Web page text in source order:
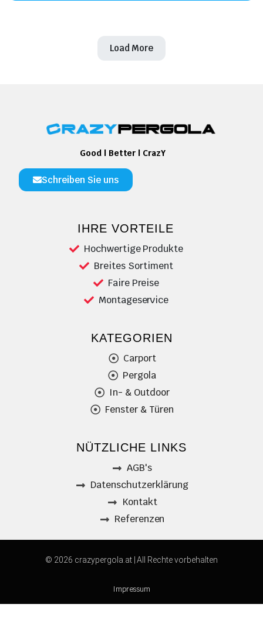
Load More
Good | Better | CrazY
Schreiben Sie uns
IHRE VORTEILE
Hochwertige Produkte
Breites Sortiment
Faire Preise
Montageservice
KATEGORIEN
Carport
Pergola
In- & Outdoor
Fenster & Türen
NÜTZLICHE LINKS
AGB's
Datenschutzerklärung
Kontakt
Referenzen
© 2026 crazypergola.at | All Rechte vorbehalten
Impressum